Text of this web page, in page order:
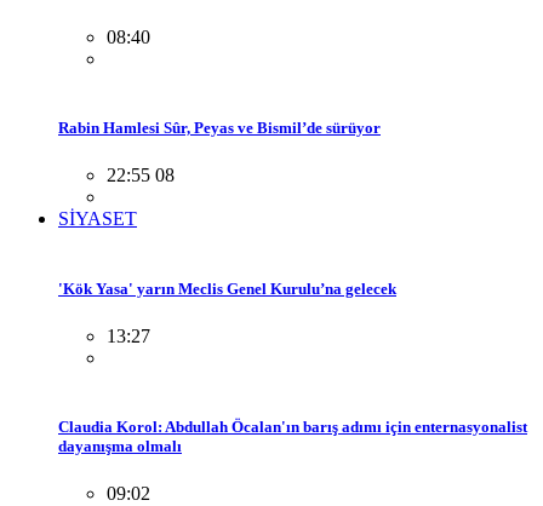
08:40
Rabin Hamlesi Sûr, Peyas ve Bismil’de sürüyor
22:55 08
SİYASET
'Kök Yasa' yarın Meclis Genel Kurulu’na gelecek
13:27
Claudia Korol: Abdullah Öcalan'ın barış adımı için enternasyonalist
dayanışma olmalı
09:02